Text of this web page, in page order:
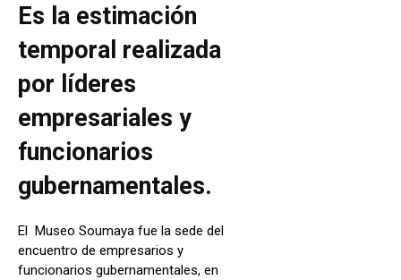
Es la estimación
temporal realizada
por líderes
empresariales y
funcionarios
gubernamentales.
El Museo Soumaya fue la sede del
encuentro de empresarios y
funcionarios gubernamentales, en